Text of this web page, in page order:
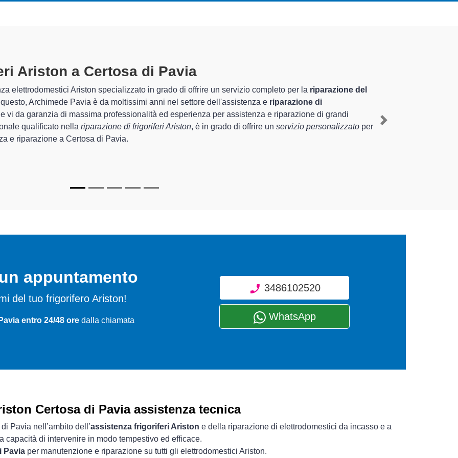
Ariston A Certosa Di Pavia
Pavia sono in grado di garantire al cliente esperienza pluriennale nel territorio di Certosa di Pavia e
la sistemazione e lariparazione del tuo frigorifero Ariston a Certosa di Pavia, mediante il ripristino rapido
apparecchi.
di Archimede Pavia sono in grado di fornire interventi di diverse tipologie sugli elettrodomestici da riparare
Next
appuntamento
del tuo frigorifero Ariston!
entro 24/48 ore dalla chiamata
3486102520
WhatsApp
Certosa di Pavia assistenza tecnica
Pavia nell’ambito dell’assistenza frigoriferi Ariston e della riparazione di elettrodomestici da incasso e a
capacità di intervenire in modo tempestivo ed efficace.
Pavia per manutenzione e riparazione su tutti gli elettrodomestici Ariston.